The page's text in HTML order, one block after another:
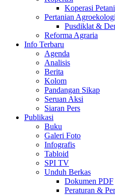
Koperasi
Pertanian
Pusdiklat &
Reforma Agraria
Info Terbaru
Agenda
Analisis
Berita
Kolom
Pandangan Sikap
Seruan Aksi
Siaran Pers
Publikasi
Buku
Galeri Foto
Infografis
Tabloid
SPI TV
Unduh Berkas
Dokumen PDF
Peraturan &